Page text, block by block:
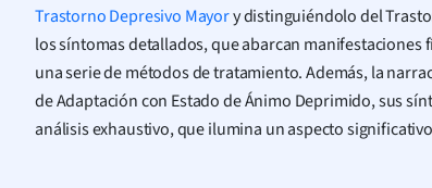
Trastorno Depresivo Mayory distinguiéndolo del
los síntomas detallados, que abarcan manifestaciones
una serie de métodos de tratamiento. Además, la
de Adaptación con Estado de Ánimo Deprimido, sus
análisis exhaustivo, que ilumina un aspecto